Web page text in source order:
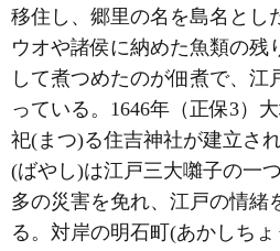
移住し、郷里の名を島名とし
ウオや諸侯に納めた魚類の残
して煮つめたのが佃煮で、江
っている。1646年（正保3）
祀(まつ)る住吉神社が建立さ
(ばやし)は江戸三大囃子の一
多の災害を免れ、江戸の情緒
る。対岸の明石町(あかしち